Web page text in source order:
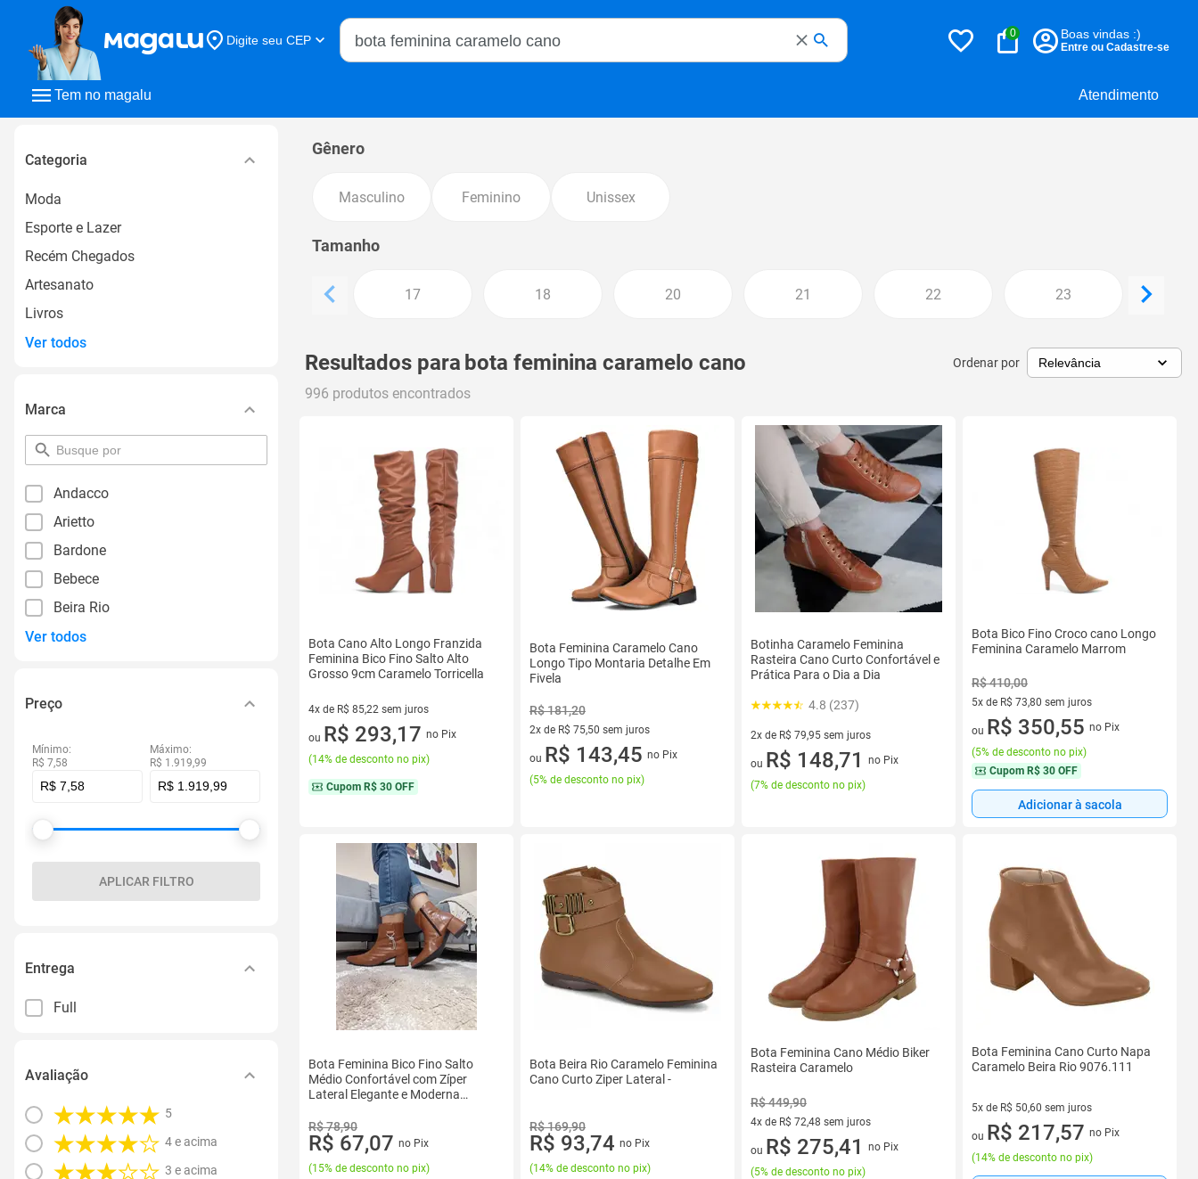
Tem no magalu Atendimento
Digite seu CEP
Buscar no Magalu
0 Boas vindas :)
Entre ou Cadastre-se
Categoria
Moda
Esporte e Lazer
Recém Chegados
Artesanato
Livros
Ver todos
Marca
pesquisar
por
Andacco
Arietto
Bardone
Bebece
Beira Rio
Ver todos
Preço
Mínimo:
R$ 7,58
Máximo:
R$ 1.919,99
APLICAR FILTRO
Entrega
Full
Avaliação
5
4 e acima
3 e acima
Gênero
Masculino Feminino Unissex
Tamanho
17 18 20 21 22 23
Resultados para bota feminina caramelo cano Ordenar por
996 produtos encontrados
Bota Cano Alto Longo Franzida
Feminina Bico Fino Salto Alto
Grosso 9cm Caramelo Torricella
4x de R$ 85,22 sem juros
4 vez de R$ 85,22 sem juros
ou R$ 293,17 no Pix
(14% de desconto no pix)
Cupom R$ 30 OFF
Bota Feminina Caramelo Cano
Longo Tipo Montaria Detalhe Em
Fivela
R$ 181,20
2x de R$ 75,50 sem juros
2 vez de R$ 75,50 sem juros
ou R$ 143,45 no Pix
(5% de desconto no pix)
Botinha Caramelo Feminina
Rasteira Cano Curto Confortável e
Prática Para o Dia a Dia
4.8 (237)
2x de R$ 79,95 sem juros
2 vez de R$ 79,95 sem juros
ou R$ 148,71
no Pix
(7% de desconto no pix)
Bota Bico Fino Croco cano Longo
Feminina Caramelo Marrom
R$ 410,00
5x de R$ 73,80 sem juros
5 vez de R$ 73,80 sem juros
ou R$ 350,55 no Pix
(5% de desconto no pix)
Cupom R$ 30 OFF
Adicionar à sacola
Bota Feminina Bico Fino Salto
Médio Confortável com Zíper
Lateral Elegante e Moderna
R$ 78,90
R$ 67,07 no Pix
(15% de desconto no pix)
Bota Beira Rio Caramelo Feminina
Cano Curto Ziper Lateral -
R$ 169,90
R$ 93,74 no Pix
(14% de desconto no pix)
Bota Feminina Cano Médio Biker
Rasteira Caramelo
R$ 449,90
4x de R$ 72,48 sem juros
4 vez de R$ 72,48 sem juros
ou R$ 275,41
no Pix
(5% de desconto no pix)
Bota Feminina Cano Curto Napa
Caramelo Beira Rio 9076.111
5x de R$ 50,60 sem juros
5 vez de R$ 50,60 sem juros
ou R$ 217,57 no Pix
(14% de desconto no pix)